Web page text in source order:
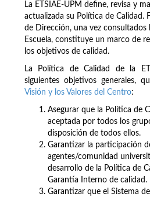
La ETSIAE-UPM define, revisa y
actualizada su Política de Calidad.
de Dirección, una vez consultados
Escuela, constituye un marco de
los objetivos de calidad.
La Política de Calidad de la
siguientes objetivos generales,
Visión y los Valores del Centro:
Asegurar que la Política de
aceptada por todos los
disposición de todos ellos.
Garantizar la participación
agentes/comunidad
desarrollo de la Política de
Garantía Interno de calidad.
Garantizar que el Sistema